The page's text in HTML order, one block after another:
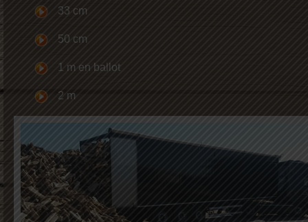
33 cm
50 cm
1 m en ballot
2 m